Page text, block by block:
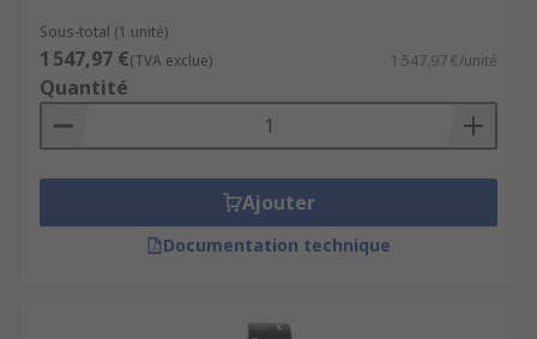
Sous-total (1 unité)
1 547,97 €(TVA exclue) 1 547,97 €/unité
Quantité
Ajouter
Documentation technique